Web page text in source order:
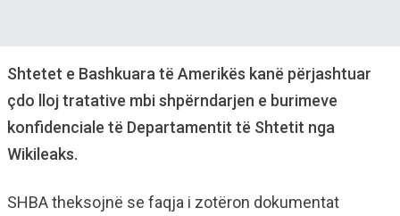
Shtetet e Bashkuara të Amerikës kanë përjashtuar
çdo lloj tratative mbi shpërndarjen e burimeve
konfidenciale të Departamentit të Shtetit nga
Wikileaks.
SHBA theksojnë se faqja i zotëron dokumentat